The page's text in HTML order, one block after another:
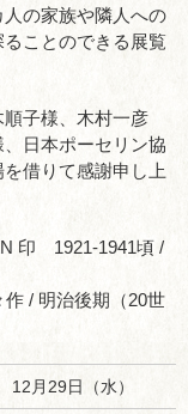
の家族や隣人への
ことのできる展覧
子様、木村一彦
日本ポーセリン協
借りて感謝申し上
印 1921-1941頃 /
作 / 明治後期（20世
月29日（水）